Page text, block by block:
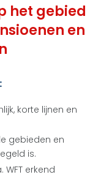
het gebied
en
korte lijnen en
gebieden en
is.
erkend